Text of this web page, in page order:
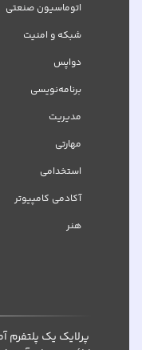
اتوماسیون صنعتی
شبکه‌ و امنیت
دواپس
برنامه‌نویسی
مدیریت
مهارتی
استخدامی
آکادمی کامپیوتر
هنر
پرلایک یک